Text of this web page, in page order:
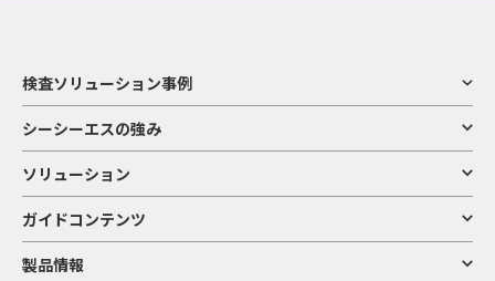
検査ソリューション事例
シーシーエスの強み
ソリューション
ガイドコンテンツ
製品情報